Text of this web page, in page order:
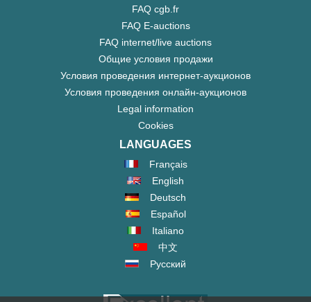
FAQ cgb.fr
FAQ E-auctions
FAQ internet/live auctions
Общие условия продажи
Условия проведения интернет-аукционов
Условия проведения онлайн-аукционов
Legal information
Cookies
LANGUAGES
Français
English
Deutsch
Español
Italiano
中文
Русский